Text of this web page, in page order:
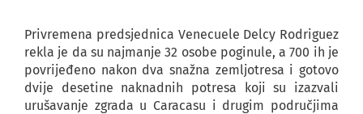
Privremena predsjednica Venecuele Delcy Rodriguez
rekla je da su najmanje 32 osobe poginule, a 700 ih je
povrijeđeno nakon dva snažna zemljotresa i gotovo
dvije desetine naknadnih potresa koji su izazvali
urušavanje zgrada u Caracasu i drugim područjima